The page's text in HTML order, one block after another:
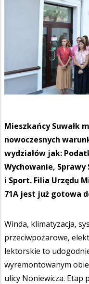
Mieszkańcy Suwałk
nowoczesnych
wydziałów jak:
Wychowanie, Sprawy
i Sport. Filia Urzędu
71A jest już gotowa
Winda, klimatyzacja,
przeciwpożarowe,
lektorskie to
wyremontowanym
ulicy Noniewicza. Etap